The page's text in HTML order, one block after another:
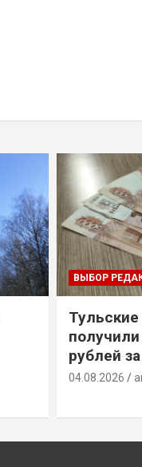
ВЫБОР
рублей
04.08.2026